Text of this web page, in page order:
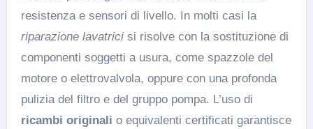
resistenza e sensori di livello. In molti casi la
riparazione lavatricisi risolve con la sostituzione di
componenti soggetti a usura, come spazzole del
motore o elettrovalvola, oppure con una profonda
pulizia del filtro e del gruppo pompa. L’uso di
ricambi originali o equivalenti certificati garantisce